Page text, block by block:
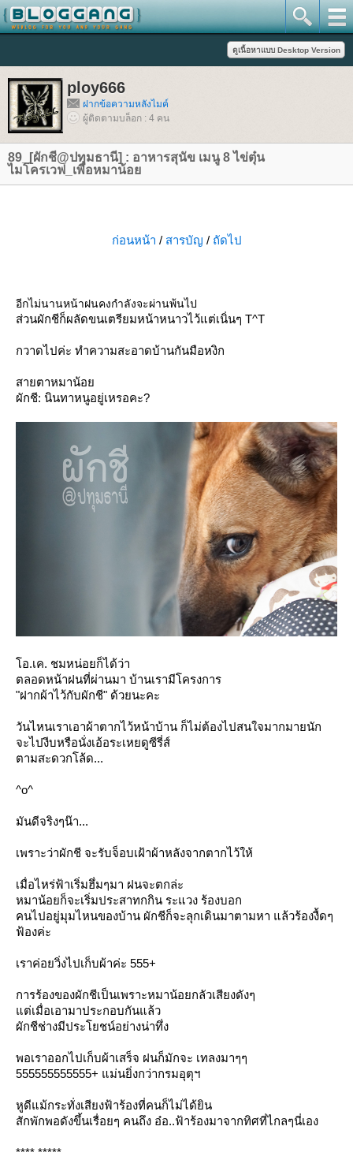
ploy666
ฝากข้อความหลังไมค์
ผู้ติดตามบล็อก : 4 คน
89_[ผักชี@ปทุมธานี] : อาหารสุนัข เมนู 8 ไข่ตุ๋น
ไมโครเวฟ_เพื่อหมาน้อ
ก่อนหน้า / สารบัญ / ถัดไป
อีกไม่นานหน้าฝนคงกำลังจะผ่านพ้นไป
ส่วนผักชีก็ผลัดขนเตรียมหน้าหนาวไว้แต่เนิ่นๆ T^T
กวาดไปค่ะ ทำความสะอาดบ้านกันมือหงิก
สายตาหมาน้อ
ผักชี: นินทาหนูอยู่เหรอคะ?
อ.เค. ชมหน่อยก็ได้ว่า
ตลอดหน้าฝนที่ผ่านมา บ้านเรามีโครงการ
"ฝากผ้าไว้กับผักชี" ด้วยนะคะ
วันไหนเราเอาผ้าตากไว้หน้าบ้าน ก็ไม่ต้องไปสนใจมากมายนัก
จะไปงีบหรือนั่งเอ้อระเหยดูซีรี่ส์
ตามสะดวกโล้ด...
^o^
มันดีจริงๆน๊า...
เพราะว่าผักชี จะรับจ็อบเฝ้าผ้าหลังจากตากไว้ให้
เมื่อไหร่ฟ้าเริ่มฮึ่มๆมา ฝนจะตกล่ะ
หมาน้อยก็จะเริ่มประสาทกกิน ระแวง ร้องบอก
คนไปอยู่มุมไหนของบ้าน ผักชีก็จะลุกเดินมาตามหา แล้วร้องงื้ดๆ
ฟ้องค่ะ
เราค่อยวิ่งไปเก็บผ้าค่ะ 555+
การร้องของผักชีเป็นเพราะหมาน้อยกลัวเสียงดังๆ
ต่เมื่อเอามาประกอบกันแล้ว
ผักชีช่างมีประโยชน์อย่างน่าทึ่ง
พอเราออกไปเก็บผ้าเสร็จ ฝนก็มักจะ เทลงมาๆๆ
555555555555+ แม่นยิ่งกว่ากรมอุตุฯ
หูดีแม้กระทั่งเสียงฟ้าร้องที่คนก็ไม่ได้ยิน
สักพักพอดังขึ้นเรื่อยๆ คนถึง อ๋อ..ฟ้าร้องมาจากทิศที่ไกลๆนี่เอง
**** *****